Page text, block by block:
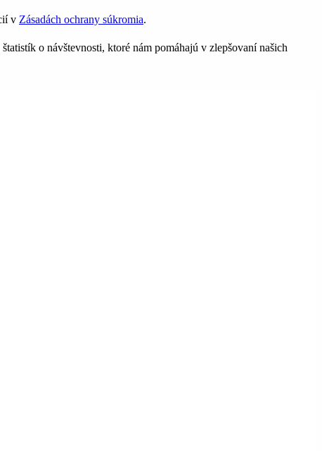
v Zásadách ochrany súkromia.
štatistík o návštevnosti, ktoré nám pomáhajú v zlepšovaní našich